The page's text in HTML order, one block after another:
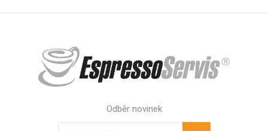
Odběr novinek